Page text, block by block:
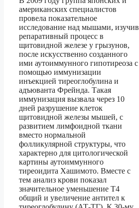
американских специалистов
провела показательное
исследование над мышами, изучив
репаративный процесс в
щитовидной железе у грызунов,
после искусственно созданного
ими аутоиммунного гипотиреоза с
помощью иммунизации
инъекцией тиреоглобулина и
адъюванта Фрейнда. Такая
иммунизация вызвала через 10
дней разрушение клеток
щитовидной железы мышей, с
развитием лимфоидной ткани
вместо нормальной
фолликулярной структуры, что
характерно для цитологической
картины аутоиммунного
тиреоидита Хашимото. Вместе с
тем анализ крови показал
значительное уменьшение Т4
общий и увеличение антител к